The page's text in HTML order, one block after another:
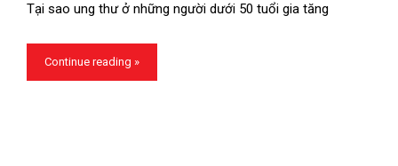
Tại sao ung thư ở những người dưới 50 tuổi gia tăng
Continue reading »